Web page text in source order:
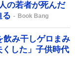
の若者が死んだ
る
Book Bang
飲み干しゲロまみ
した」子供時代